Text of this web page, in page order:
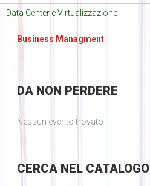
Data Center e Virtualizzazione
Business Managment
DANON PERDERE
Nessun evento trovato
CERCANEL CATALOGO